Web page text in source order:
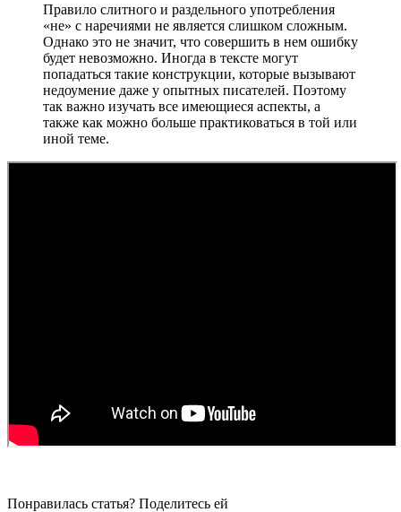
Правило слитного и раздельного употребления
«не» с наречиями не является слишком сложным.
Однако это не значит, что совершить в нем ошибку
будет невозможно. Иногда в тексте могут
попадаться такие конструкции, которые вызывают
недоумение даже у опытных писателей. Поэтому
так важно изучать все имеющиеся аспекты, а
также как можно больше практиковаться в той или
иной теме.
Понравилась статья? Поделитесь ей